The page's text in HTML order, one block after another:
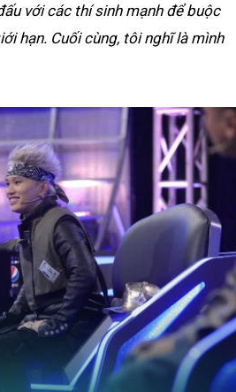
với các thí sinh mạnh để buộc
hạn. Cuối cùng, tôi nghĩ là mình